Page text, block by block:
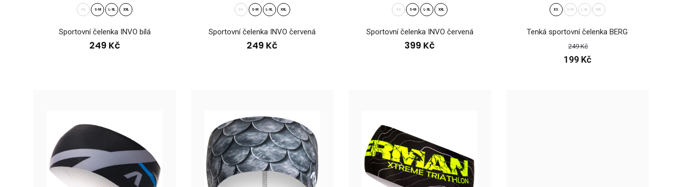
XS S-M L-XL XXL
Sportovní čelenka INVO bílá
249 Kč
XS S-M L-XL XXL
Sportovní čelenka INVO červená
249 Kč
XS S-M L-XL XXL
Sportovní čelenka INVO červená
399 Kč
XS S-M L-XL XXL
Tenká sportovní čelenka BERG
249 Kč
199 Kč